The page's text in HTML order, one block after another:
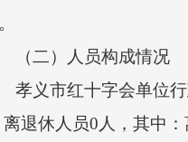
二）人员构成情况
义市红十字会单位行
退休人员0人，其中：